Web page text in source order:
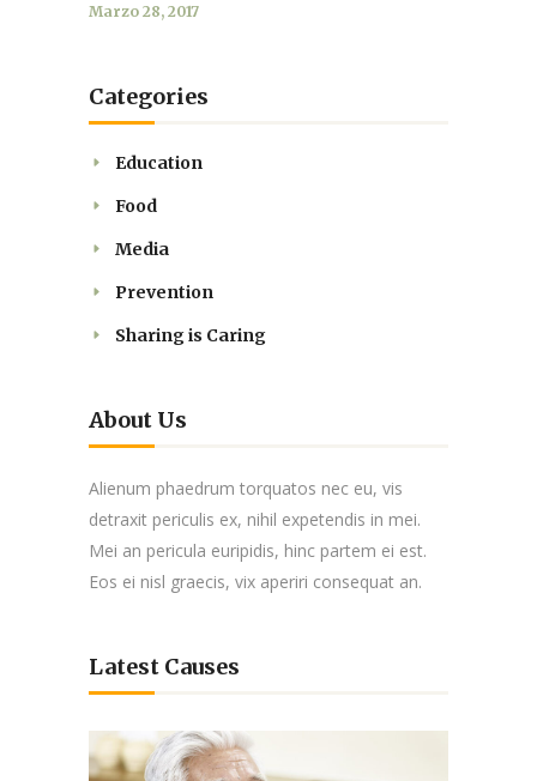
Marzo 28, 2017
Categories
Education
Food
Media
Prevention
Sharing is Caring
About Us
Alienum phaedrum torquatos nec eu, vis
detraxit periculis ex, nihil expetendis in mei.
Mei an pericula euripidis, hinc partem ei est.
Eos ei nisl graecis, vix aperiri consequat an.
Latest Causes